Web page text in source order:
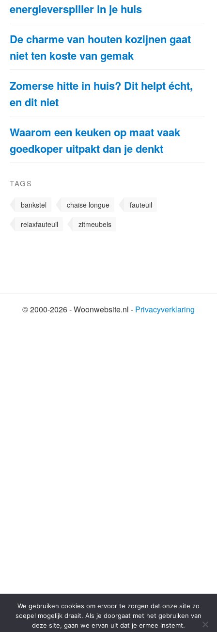
energieverspiller in je huis
De charme van houten kozijnen gaat
niet ten koste van gemak
Zomerse hitte in huis? Dit helpt écht,
en dit niet
Waarom een keuken op maat vaak
goedkoper uitpakt dan je denkt
TAGS
bankstel chaise longue
fauteuil
relaxfauteuil
zitmeubels
© 2000-2026 - Woonwebsite.nl - Privacyverklaring
We gebruiken cookies om ervoor te zorgen dat onze site zo
soepel mogelijk draait. Als je doorgaat met het gebruiken van
deze site, gaan we ervan uit dat je ermee instemt.